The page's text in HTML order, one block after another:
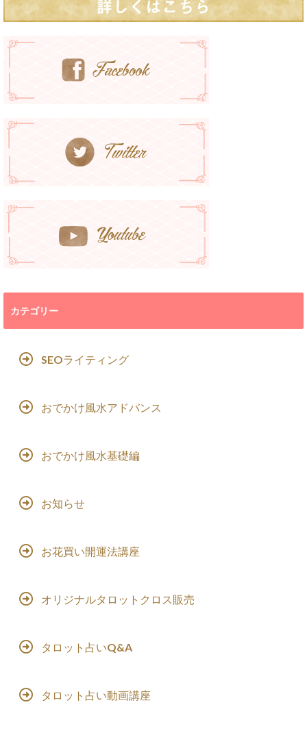
カテゴリー
SEOライティング
おでかけ風水アドバンス
おでかけ風水基礎編
お知らせ
お花買い開運法講座
オリジナルタロットクロス販売
タロット占いQ&A
タロット占い動画講座